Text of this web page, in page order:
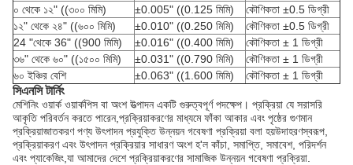
০ থেকে ১২" ((৩০০ মিমি)
±0.005" ((0.125 মিমি)
কৌণিকতা ±0.5 ডিগ্রী
১২" থেকে ২৪" ((৬০০ মিমি)
±0.010" ((0.250 মিমি)
কৌণিকতা ±0.5 ডিগ্রী
24 "থেকে 36" ((900 মিমি)
±0.016" ((0.400 মিমি)
কৌণিকতা ± 1 ডিগ্রী
৩৬" থেকে ৬০" ((১৫০০ মিমি)
±0.031" ((0.790 মিমি)
কৌণিকতা ± 1 ডিগ্রী
৬০ ইঞ্চির বেশি
±0.063" ((1.600 মিমি) কৌণিকতা ± 1 ডিগ্রী
সিএনসি টার্নিং
মেশিনিং ওয়ার্ক ওয়ার্কপিস বা অংশ উত্পাদন একটি গুরুত্বপূর্ণ পদক্ষেপ। প্রক্রিয়া যে সরাসরি
আকৃতি পরিবর্তন করতে পারেন,প্রক্রিয়াকরণের মাধ্যমে ফাঁকা আকার এবং পৃষ্ঠের গুণমান
প্রক্রিয়াজাতকরণ পণ্য উৎপাদন প্রযুক্তি উন্নয়ন গবেষণা প্রক্রিয়া বলা হয়উদাহরণস্বরূপ,
প্রক্রিয়াকরণ এবং উৎপাদন প্রক্রিয়ার সাধারণ অংশ হ'ল কাঁচা, সমাপ্তি, সমাবেশ, পরিদর্শন
এবং প্যাকেজিং,যা আমাদের দেশে প্রক্রিয়াকরণের সামাজিক উন্নয়ন গবেষণা প্রক্রিয়া.